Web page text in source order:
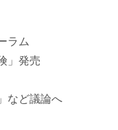
ラム
」発売
など議論へ